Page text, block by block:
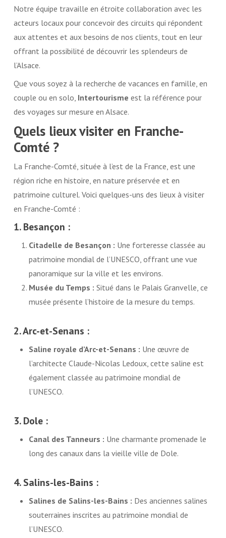
Notre équipe travaille en étroite collaboration avec les
acteurs locaux pour concevoir des circuits qui répondent
aux attentes et aux besoins de nos clients, tout en leur
offrant la possibilité de découvrir les splendeurs de
l’Alsace.
Que vous soyez à la recherche de vacances en famille, en
couple ou en solo, Intertourisme est la référence pour
des voyages sur mesure en Alsace.
Quels lieux visiter en Franche-
Comté ?
La Franche-Comté, située à l’est de la France, est une
région riche en histoire, en nature préservée et en
patrimoine culturel. Voici quelques-uns des lieux à visiter
en Franche-Comté :
1. Besançon :
Citadelle de Besançon : Une forteresse classée au
patrimoine mondial de l’UNESCO, offrant une vue
panoramique sur la ville et les environs.
Musée du Temps : Situé dans le Palais Granvelle, ce
musée présente l’histoire de la mesure du temps.
2. Arc-et-Senans :
Saline royale d’Arc-et-Senans : Une œuvre de
l’architecte Claude-Nicolas Ledoux, cette saline est
également classée au patrimoine mondial de
l’UNESCO.
3. Dole :
Canal des Tanneurs : Une charmante promenade le
long des canaux dans la vieille ville de Dole.
4. Salins-les-Bains :
Salines de Salins-les-Bains : Des anciennes salines
souterraines inscrites au patrimoine mondial de
l’UNESCO.